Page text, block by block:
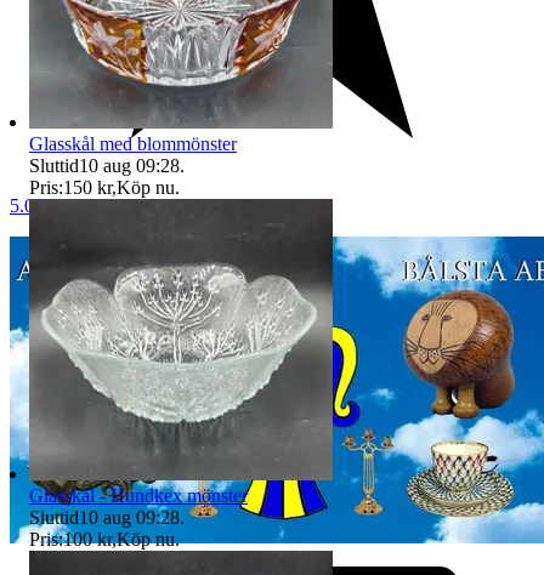
5.0
Glasskål med blommönster
Sluttid10 aug 09:28.
Pris:150 kr,Köp nu.
Glasskål - Hundkex mönster
Sluttid10 aug 09:28.
Pris:100 kr,Köp nu.